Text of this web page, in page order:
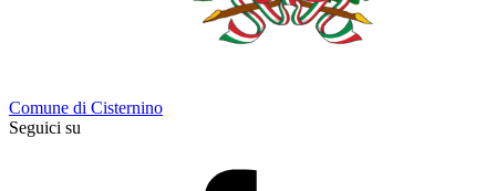
Comune di Cisternino
Seguici su